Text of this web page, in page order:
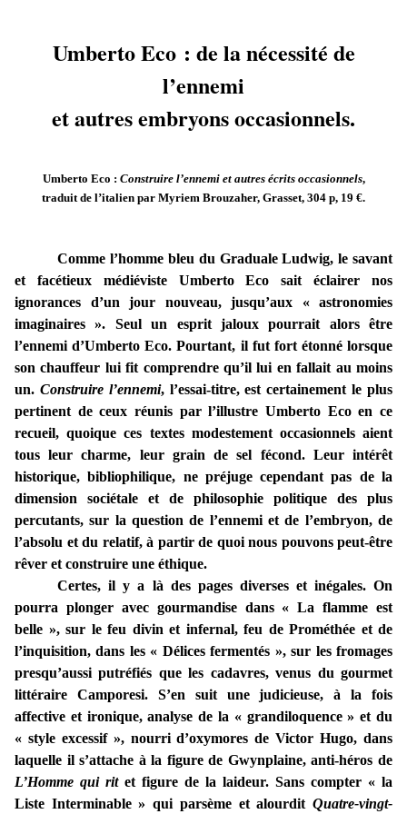
Umberto Eco : de la nécessité de
l’ennemi
et autres embryons occasionnels.
Umberto Eco : Construire l’ennemi et autres écrits occasionnels,
traduit de l’italien par Myriem Brouzaher, Grasset, 304 p, 19 €.
Comme l’homme bleu du Graduale Ludwig, le savant
et facétieux médiéviste Umberto Eco sait éclairer nos
ignorances d’un jour nouveau, jusqu’aux « astronomies
imaginaires ». Seul un esprit jaloux pourrait alors être
l’ennemi d’Umberto Eco. Pourtant, il fut fort étonné lorsque
son chauffeur lui fit comprendre qu’il lui en fallait au moins
un. Construire l’ennemi, l’essai-titre, est certainement le plus
pertinent de ceux réunis par l’illustre Umberto Eco en ce
recueil, quoique ces textes modestement occasionnels aient
tous leur charme, leur grain de sel fécond. Leur intérêt
historique, bibliophilique, ne préjuge cependant pas de la
dimension sociétale et de philosophie politique des plus
percutants, sur la question de l’ennemi et de l’embryon, de
l’absolu et du relatif, à partir de quoi nous pouvons peut-être
rêver et construire une éthique.
Certes, il y a là des pages diverses et inégales. On
pourra plonger avec gourmandise dans « La flamme est
belle », sur le feu divin et infernal, feu de Prométhée et de
l’inquisition, dans les « Délices fermentés », sur les fromages
presqu’aussi putréfiés que les cadavres, venus du gourmet
littéraire Camporesi. S’en suit une judicieuse, à la fois
affective et ironique, analyse de la « grandiloquence » et du
« style excessif », nourri d’oxymores de Victor Hugo, dans
laquelle il s’attache à la figure de Gwynplaine, anti-héros de
L’Homme qui ritet figure de la laideur. Sans compter « la
Liste Interminable » qui parsème et alourdit Quatre-vingt-